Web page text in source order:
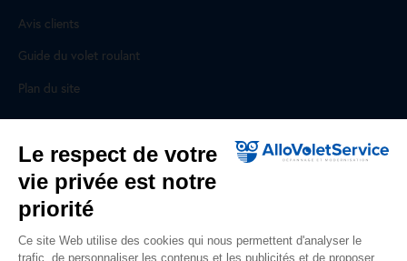
Avis clients
Guide du volet roulant
Plan du site
Pour les professionnels
Professionnels, des prestations ad hoc
Rejoignez un réseau national, nous recrutons !
Le respect de votre
vie privée est notre
priorité
Ce site Web utilise des cookies qui nous permettent d'analyser le
trafic, de personnaliser les contenus et les publicités et de proposer